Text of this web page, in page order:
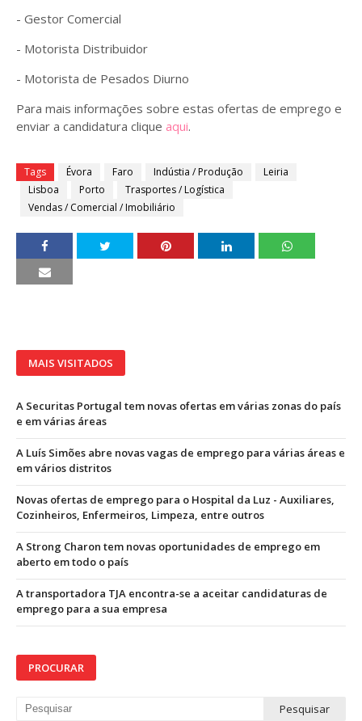
- Gestor Comercial
- Motorista Distribuidor
- Motorista de Pesados Diurno
Para mais informações sobre estas ofertas de emprego e
enviar a candidatura clique aqui.
Tags Évora Faro Indústia / Produção
Leiria
Lisboa
Porto
Trasportes / Logística
Vendas / Comercial / Imobiliário
MAIS VISITADOS
A Securitas Portugal tem novas ofertas em várias zonas do país
e em várias áreas
A Luís Simões abre novas vagas de emprego para várias áreas e
em vários distritos
Novas ofertas de emprego para o Hospital da Luz - Auxiliares,
Cozinheiros, Enfermeiros, Limpeza, entre outros
A Strong Charon tem novas oportunidades de emprego em
aberto em todo o país
A transportadora TJA encontra-se a aceitar candidaturas de
emprego para a sua empresa
PROCURAR